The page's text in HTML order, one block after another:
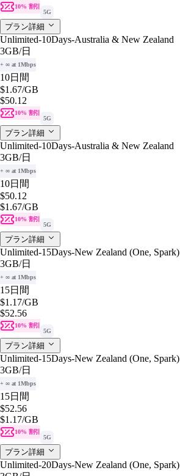
10% 割引
5G
プラン詳細
Unlimited-10Days-Australia & New Zealand
3GB/日
+ ∞ at 1Mbps
10日間
$1.67/GB
$50.12
10% 割引
5G
プラン詳細
Unlimited-10Days-Australia & New Zealand
3GB/日
+ ∞ at 1Mbps
10日間
$50.12
$1.67/GB
10% 割引
5G
プラン詳細
Unlimited-15Days-New Zealand (One, Spark)
3GB/日
+ ∞ at 1Mbps
15日間
$1.17/GB
$52.56
10% 割引
5G
プラン詳細
Unlimited-15Days-New Zealand (One, Spark)
3GB/日
+ ∞ at 1Mbps
15日間
$52.56
$1.17/GB
10% 割引
5G
プラン詳細
Unlimited-20Days-New Zealand (One, Spark)